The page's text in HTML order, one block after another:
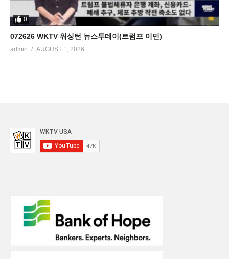
0
072626 WKTV 워싱턴 뉴스투데이(트럼프 이민)
admin AUGUST 1, 2026